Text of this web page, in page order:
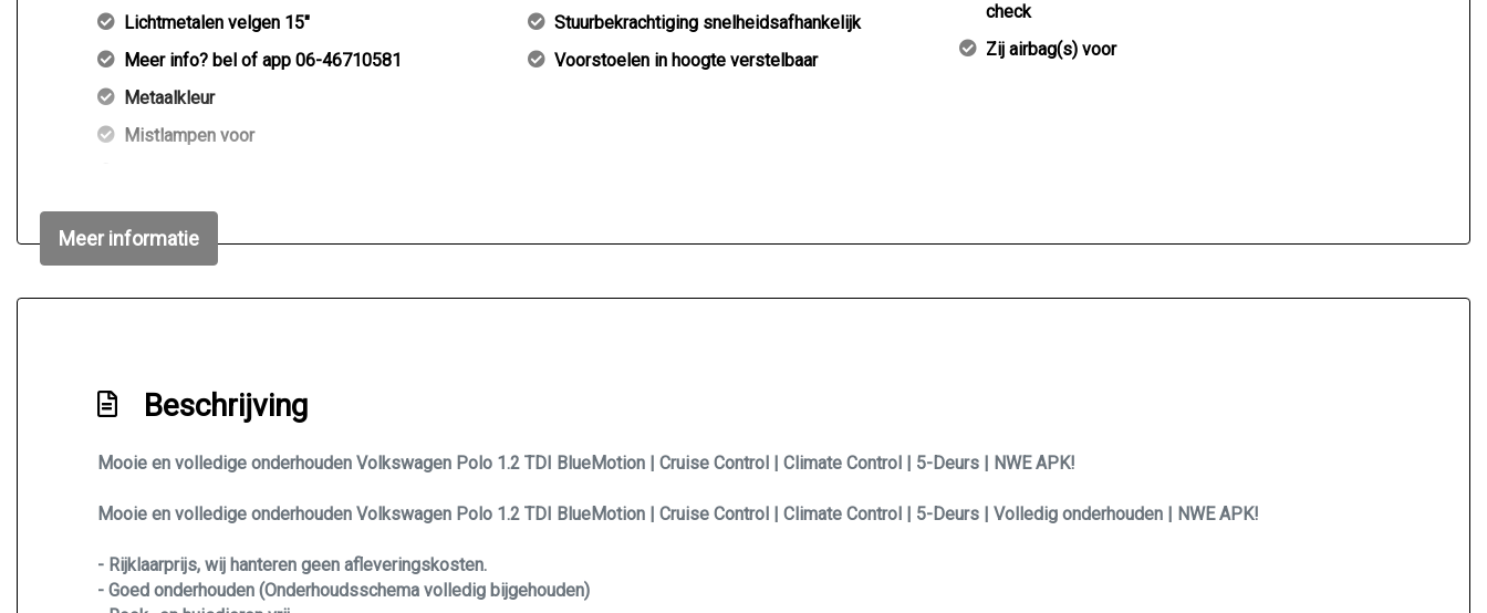
Lichtmetalen velgen 15"
Meer info? bel of app 06-46710581
Metaalkleur
Mistlampen voor
Side-skirts
Speciale kleur
Stuurbekrachtiging snelheidsafhankelijk
Voorstoelen in hoogte verstelbaar
check
Zij airbag(s) voor
Meer informatie
Beschrijving
Mooie en volledige onderhouden Volkswagen Polo 1.2 TDI BlueMotion | Cruise Control | Climate Control | 5-Deurs | NWE APK!
Mooie en volledige onderhouden Volkswagen Polo 1.2 TDI BlueMotion | Cruise Control | Climate Control | 5-Deurs | Volledig onderhouden | NWE APK!
- Rijklaarprijs, wij hanteren geen afleveringskosten.
- Goed onderhouden (Onderhoudsschema volledig bijgehouden)